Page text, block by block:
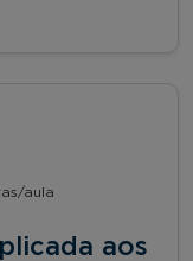
aula
aos